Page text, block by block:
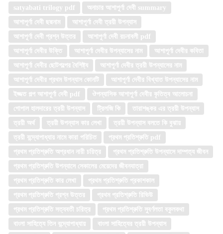
satyabati trilogy pdf
অনাচার আশাপূর্ণা দেবী summary
আশাপূর্ণা দেবী ছদ্মনাম
আশাপূর্ণা দেবী ত্রয়ী উপন্যাস
আশাপূর্ণা দেবী প্রশ্ন উত্তর
আশাপূর্ণা দেবী রচনাবলী pdf
আশাপূর্ণা দেবীর উক্তি
আশাপূর্ণা দেবীর উপন্যাসের নাম
আশাপূর্ণা দেবীর কবিতা
আশাপূর্ণা দেবীর ছোটগল্পের বৈশিষ্ট্য
আশাপূর্ণা দেবীর ত্রয়ী উপন্যাসের নাম
আশাপূর্ণা দেবীর প্রথম উপন্যাস কোনটি
আশাপূর্ণা দেবীর বিখ্যাত উপন্যাসের নাম
ইজ্জত গল্প আশাপূর্ণা দেবী pdf
ঔপন্যাসিক আশাপূর্ণা দেবীর কৃতিত্ব আলোচনা
গোপাল হালদারের ত্রয়ী উপন্যাস
ট্রিলজি কি
তারাশঙ্কর এর ত্রয়ী উপন্যাস
ত্রয়ী অর্থ
ত্রয়ী উপন্যাস কার লেখা
ত্রয়ী উপন্যাস বলতে কি বুঝায়
ত্রয়ী বন্দ্যোপাধ্যায় নামে কারা পরিচিত
প্রথম প্রতিশ্রুতি pdf
প্রথম প্রতিশ্রুতি অপ্রধান নারী চরিত্র
প্রথম প্রতিশ্রুতি উপন্যাসে দাম্পত্য জীবন
প্রথম প্রতিশ্রুতি উপন্যাসে সেকালের মেয়েদের জীবনযাত্রা
প্রথম প্রতিশ্রুতি কার লেখা
প্রথম প্রতিশ্রুতি প্রকাশকাল
প্রথম প্রতিশ্রুতি প্রশ্ন উত্তর
প্রথম প্রতিশ্রুতি রিভিউ
প্রথম প্রতিশ্রুতি সত্যবতী চরিত্র
প্রথম প্রতিশ্রুতি সুবর্ণলতা বকুলকথা
বাংলা সাহিত্যে তিন বন্দ্যোপাধ্যায়
বাংলা সাহিত্যের ত্রয়ী উপন্যাস